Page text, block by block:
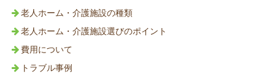
老人ホーム・介護施設の種類
老人ホーム・介護施設選びのポイント
費用について
トラブル事例